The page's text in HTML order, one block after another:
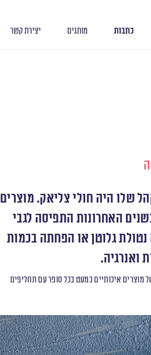
כתבות מותגים יצירת קשר
שלו היה חולי צליאק. מוצרים
האחרונות התפיסה לגבי
גלוטן או הפחתה בכמות
ואנרגיה.
מוצרים איכותיים כמעט בכל סופר עם תחליפים